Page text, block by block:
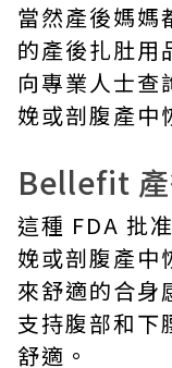
當然產後媽媽
的產後扎肚用
向專業人士查
娩或剖腹產中
Bellefit 產
這種 FDA 批
娩或剖腹產中
來舒適的合身
支持腹部和下
舒適。